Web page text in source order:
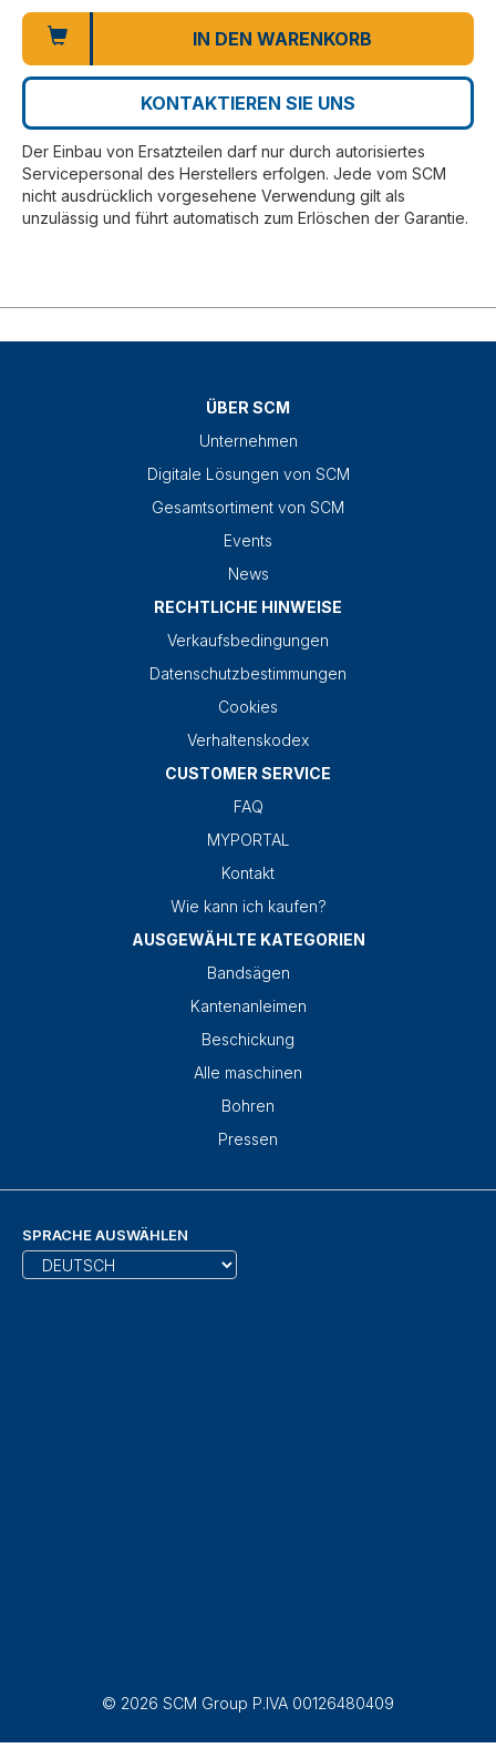
IN DEN WARENKORB
KONTAKTIEREN SIE UNS
Der Einbau von Ersatzteilen darf nur durch autorisiertes
Servicepersonal des Herstellers erfolgen. Jede vom SCM
nicht ausdrücklich vorgesehene Verwendung gilt als
unzulässig und führt automatisch zum Erlöschen der Garantie.
ÜBER SCM
Unternehmen
Digitale Lösungen von SCM
Gesamtsortiment von SCM
Events
News
RECHTLICHE HINWEISE
Verkaufsbedingungen
Datenschutzbestimmungen
Cookies
Verhaltenskodex
CUSTOMER SERVICE
FAQ
MYPORTAL
Kontakt
Wie kann ich kaufen?
AUSGEWÄHLTE KATEGORIEN
Bandsägen
Kantenanleimen
Beschickung
Alle maschinen
Bohren
Pressen
SPRACHE AUSWÄHLEN
© 2026 SCM Group P.IVA 00126480409